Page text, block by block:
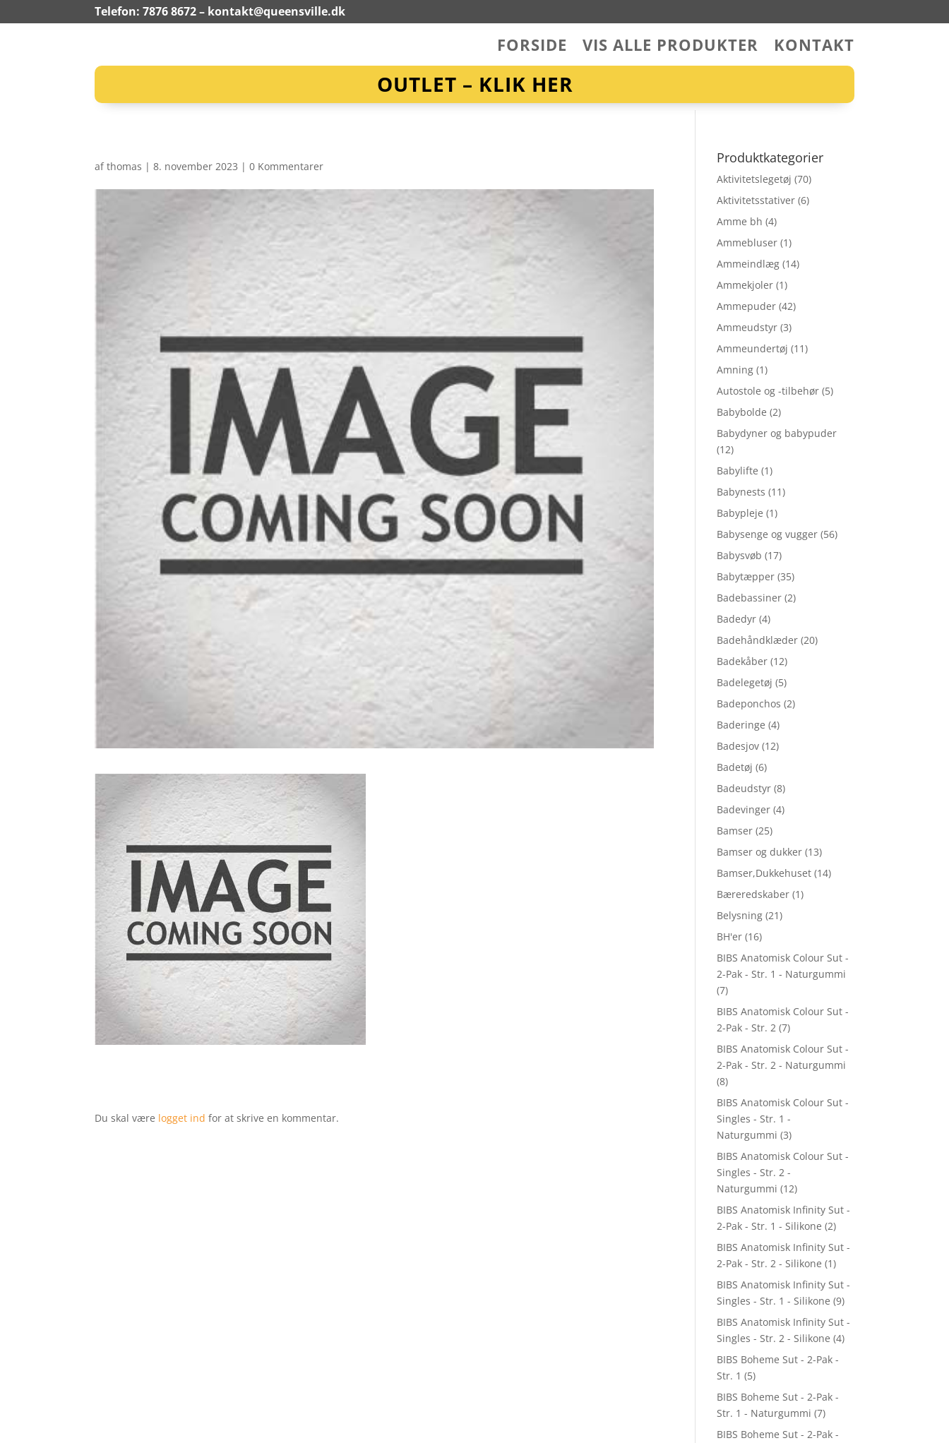
Telefon: 7876 8672 – kontakt@queensville.dk
FORSIDE VIS ALLE PRODUKTER KONTAKT
OUTLET – KLIK HER
afthomas |8. november 2023 |0 Kommentarer
Du skal være logget ind for at skrive en kommentar.
Produktkategorier
Aktivitetslegetøj (70)
Aktivitetsstativer (6)
Amme bh (4)
Ammebluser (1)
Ammeindlæg (14)
Ammekjoler (1)
Ammepuder (42)
Ammeudstyr (3)
Ammeundertøj (11)
Amning (1)
Autostole og -tilbehør (5)
Babybolde (2)
Babydyner og babypuder
(12)
Babylifte (1)
Babynests (11)
Babypleje (1)
Babysenge og vugger (56)
Babysvøb (17)
Babytæpper (35)
Badebassiner (2)
Badedyr (4)
Badehåndklæder (20)
Badekåber (12)
Badelegetøj (5)
Badeponchos (2)
Baderinge (4)
Badesjov (12)
Badetøj (6)
Badeudstyr (8)
Badevinger (4)
Bamser (25)
Bamser og dukker (13)
Bamser,Dukkehuset (14)
Bæreredskaber (1)
Belysning (21)
BH'er (16)
BIBS Anatomisk Colour Sut -
2-Pak - Str. 1 - Naturgummi
(7)
BIBS Anatomisk Colour Sut -
2-Pak - Str. 2 (7)
BIBS Anatomisk Colour Sut -
2-Pak - Str. 2 - Naturgummi
(8)
BIBS Anatomisk Colour Sut -
Singles - Str. 1 -
Naturgummi (3)
BIBS Anatomisk Colour Sut -
Singles - Str. 2 -
Naturgummi (12)
BIBS Anatomisk Infinity Sut -
2-Pak - Str. 1 - Silikone (2)
BIBS Anatomisk Infinity Sut -
2-Pak - Str. 2 - Silikone (1)
BIBS Anatomisk Infinity Sut -
Singles - Str. 1 - Silikone (9)
BIBS Anatomisk Infinity Sut -
Singles - Str. 2 - Silikone (4)
BIBS Boheme Sut - 2-Pak -
Str. 1 (5)
BIBS Boheme Sut - 2-Pak -
Str. 1 - Naturgummi (7)
BIBS Boheme Sut - 2-Pak -